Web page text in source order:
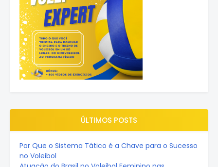
ÚLTIMOS POSTS
Por Que o Sistema Tático é a Chave para o Sucesso
no Voleibol